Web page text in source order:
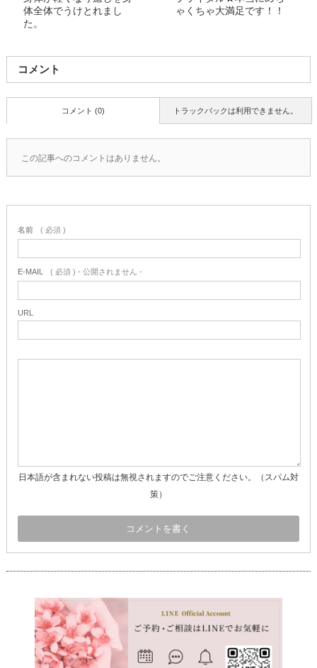
体全体でうけとれまし
た。
ゃくちゃ大満足です！！
コメント
トラックバックは利用できません。
コメント (0)
この記事へのコメントはありません。
名前 ( 必須 )
E-MAIL ( 必須 ) - 公開されません -
URL
日本語が含まれない投稿は無視されますのでご注意ください。（スパム対
策）